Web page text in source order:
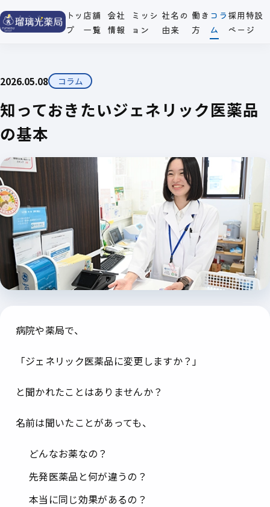
トッ
プ
店舗
一覧
会社
情報
ミッシ
ョン
社名の
由来
働き
方
コラ
ム
採用特設
ページ
2026.05.08 コラム
知っておきたいジェネリック医薬品
の基本
病院や薬局で、
「ジェネリック医薬品に変更しますか？」
と聞かれたことはありませんか？
名前は聞いたことがあっても、
どんなお薬なの？
先発医薬品と何が違うの？
本当に同じ効果があるの？